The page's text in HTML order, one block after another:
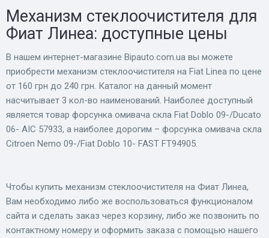
Механизм стеклоочистителя для
Фиат Линеа: доступные цены
В нашем интернет-магазине Bіpauto.com.ua вы можете
приобрести механизм стеклоочистителя на Fiat Linea по цене
от 160 грн до 240 грн. Каталог на данный момент
насчитывает 3 кол-во наименований. Наиболее доступный
является товар форсунка омивача скла Fiat Doblo 09-/Ducato
06- AIC 57933, а наиболее дорогим – форсунка омивача скла
Citroen Nemo 09-/Fiat Doblo 10- FAST FT94905.
Чтобы купить механизм стеклоочистителя на Фиат Линеа,
Вам необходимо либо же воспользоваться функционалом
сайта и сделать заказ через корзину, либо же позвонить по
контактному номеру и оформить заказа с помощью нашего